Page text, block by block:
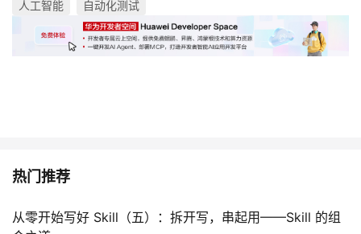
人工智能 自动化测试
热门推荐
从零开始写好 Skill（五）：拆开写，串起用——Skill 的组